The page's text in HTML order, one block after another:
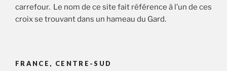
carrefour. Le nom de ce site fait référence à l’un de ces
croix se trouvant dans un hameau du Gard.
FRANCE, CENTRE-SUD